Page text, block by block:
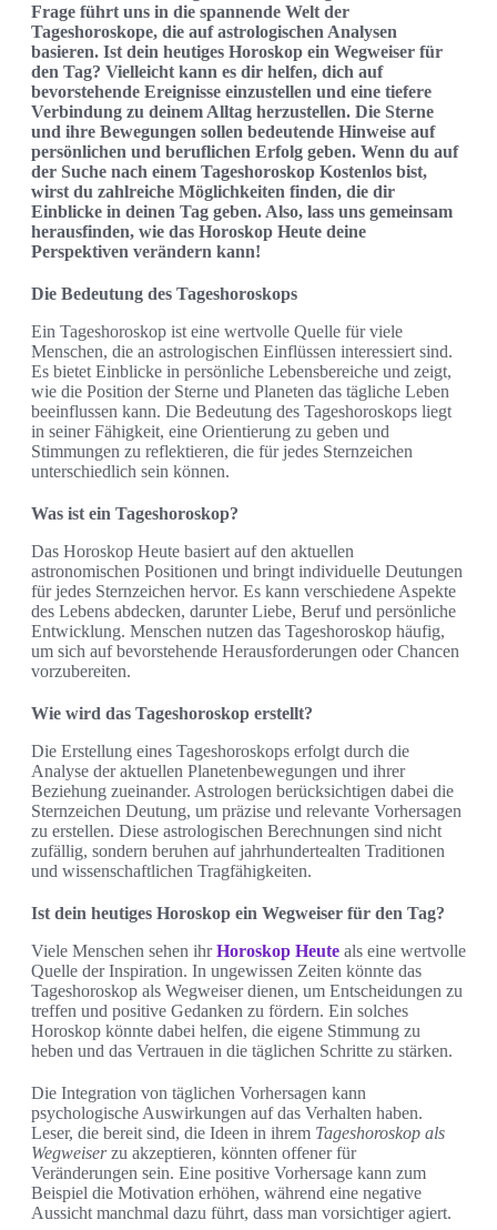
Frage führt uns in die spannende Welt der
Tageshoroskope, die auf astrologischen Analysen
basieren. Ist dein heutiges Horoskop ein Wegweiser für
den Tag? Vielleicht kann es dir helfen, dich auf
bevorstehende Ereignisse einzustellen und eine tiefere
Verbindung zu deinem Alltag herzustellen. Die Sterne
und ihre Bewegungen sollen bedeutende Hinweise auf
persönlichen und beruflichen Erfolg geben. Wenn du auf
der Suche nach einem Tageshoroskop Kostenlos bist,
wirst du zahlreiche Möglichkeiten finden, die dir
Einblicke in deinen Tag geben. Also, lass uns gemeinsam
herausfinden, wie das Horoskop Heute deine
Perspektiven verändern kann!
Die Bedeutung des Tageshoroskops
Ein Tageshoroskop ist eine wertvolle Quelle für viele
Menschen, die an astrologischen Einflüssen interessiert sind.
Es bietet Einblicke in persönliche Lebensbereiche und zeigt,
wie die Position der Sterne und Planeten das tägliche Leben
beeinflussen kann. Die Bedeutung des Tageshoroskops liegt
in seiner Fähigkeit, eine Orientierung zu geben und
Stimmungen zu reflektieren, die für jedes Sternzeichen
unterschiedlich sein können.
Was ist ein Tageshoroskop?
Das Horoskop Heute basiert auf den aktuellen
astronomischen Positionen und bringt individuelle Deutungen
für jedes Sternzeichen hervor. Es kann verschiedene Aspekte
des Lebens abdecken, darunter Liebe, Beruf und persönliche
Entwicklung. Menschen nutzen das Tageshoroskop häufig,
um sich auf bevorstehende Herausforderungen oder Chancen
vorzubereiten.
Wie wird das Tageshoroskop erstellt?
Die Erstellung eines Tageshoroskops erfolgt durch die
Analyse der aktuellen Planetenbewegungen und ihrer
Beziehung zueinander. Astrologen berücksichtigen dabei die
Sternzeichen Deutung, um präzise und relevante Vorhersagen
zu erstellen. Diese astrologischen Berechnungen sind nicht
zufällig, sondern beruhen auf jahrhundertealten Traditionen
und wissenschaftlichen Tragfähigkeiten.
Ist dein heutiges Horoskop ein Wegweiser für den Tag?
Viele Menschen sehen ihrHoroskop Heute als eine wertvolle
Quelle der Inspiration. In ungewissen Zeiten könnte das
Tageshoroskop als Wegweiser dienen, um Entscheidungen zu
treffen und positive Gedanken zu fördern. Ein solches
Horoskop könnte dabei helfen, die eigene Stimmung zu
heben und das Vertrauen in die täglichen Schritte zu stärken.
Die Integration von täglichen Vorhersagen kann
psychologische Auswirkungen auf das Verhalten haben.
Leser, die bereit sind, die Ideen in ihrem Tageshoroskop als
Wegweiserzu akzeptieren, könnten offener für
Veränderungen sein. Eine positive Vorhersage kann zum
Beispiel die Motivation erhöhen, während eine negative
Aussicht manchmal dazu führt, dass man vorsichtiger agiert.